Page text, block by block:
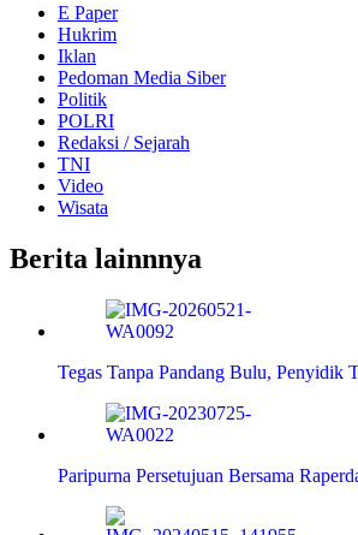
E Paper
Hukrim
Iklan
Pedoman Media Siber
Politik
POLRI
Redaksi / Sejarah
TNI
Video
Wisata
Berita lainnnya
Tegas Tanpa Pandang Bulu, Penyidik
Paripurna Persetujuan Bersama